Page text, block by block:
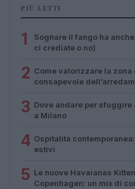
PIÙ LETTI
1
Sognare il fango ha
ci crediate o no)
2 Come valorizzare la
consapevole
3 Dove andare per sfuggire
a Milano
4 Ospitalità
estivi
5 Le nuove Havaianas
Copenhagen: un mix di